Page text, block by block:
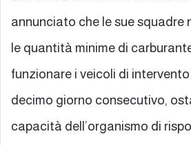
annunciato che le sue squadre
le quantità minime di
funzionare i veicoli di
decimo giorno consecutivo,
capacità dell’organismo di